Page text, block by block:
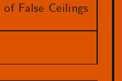
False Ceilings